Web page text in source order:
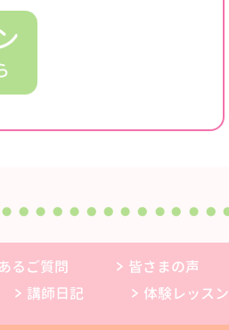
るご質問 皆さまの声
講師日記
体験レッスン